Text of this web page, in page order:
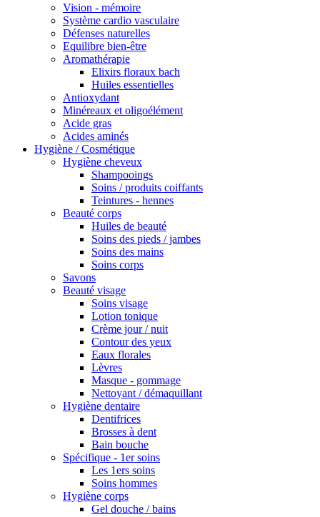
Vision - mémoire
Système cardio vasculaire
Défenses naturelles
Equilibre bien-être
Aromathérapie
Elixirs floraux bach
Huiles essentielles
Antioxydant
Minéreaux et oligoélément
Acide gras
Acides aminés
Hygiène / Cosmétique
Hygiène cheveux
Shampooings
Soins / produits coiffants
Teintures - hennes
Beauté corps
Huiles de beauté
Soins des pieds / jambes
Soins des mains
Soins corps
Savons
Beauté visage
Soins visage
Lotion tonique
Crème jour / nuit
Contour des yeux
Eaux florales
Lèvres
Masque - gommage
Nettoyant / démaquillant
Hygiène dentaire
Dentifrices
Brosses à dent
Bain bouche
Spécifique - 1er soins
Les 1ers soins
Soins hommes
Hygiène corps
Gel douche / bains